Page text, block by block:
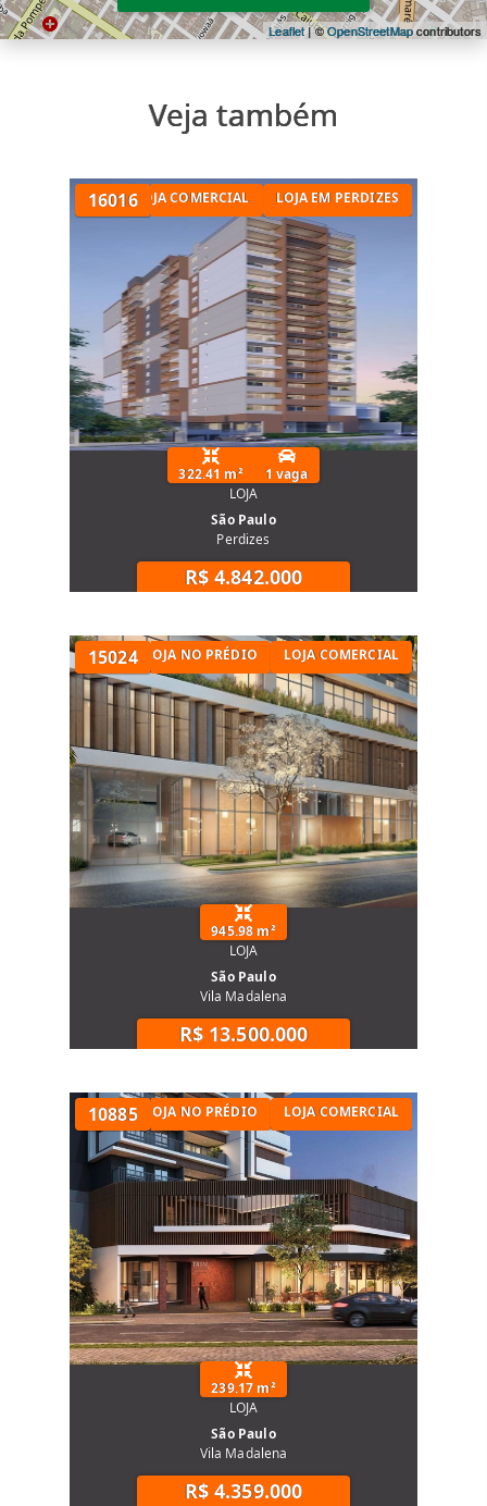
Leaflet| ©OpenStreetMapcontributors
Veja também
16016
NO PRÉDIO LOJA COMERCIAL LOJA EM PERDIZES
322.41 m²
1 vaga
LOJA
São Paulo
Perdizes
R$ 4.842.000
15024
LOJA A VENDA LOJA NO PRÉDIO LOJA COMERCIAL
945.98 m²
LOJA
São Paulo
Vila Madalena
R$ 13.500.000
10885
LOJA A VENDA LOJA NO PRÉDIO LOJA COMERCIAL
239.17 m²
LOJA
São Paulo
Vila Madalena
R$ 4.359.000